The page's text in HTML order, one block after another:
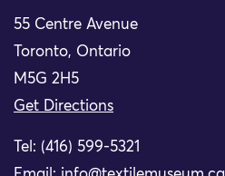
55 Centre Avenue
Toronto, Ontario
M5G 2H5
Get Directions
Tel: (416) 599-5321